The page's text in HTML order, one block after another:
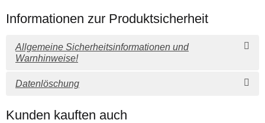
Informationen zur Produktsicherheit
Allgemeine Sicherheitsinformationen und
Warnhinweise!
Datenlöschung
Kunden kauften auch